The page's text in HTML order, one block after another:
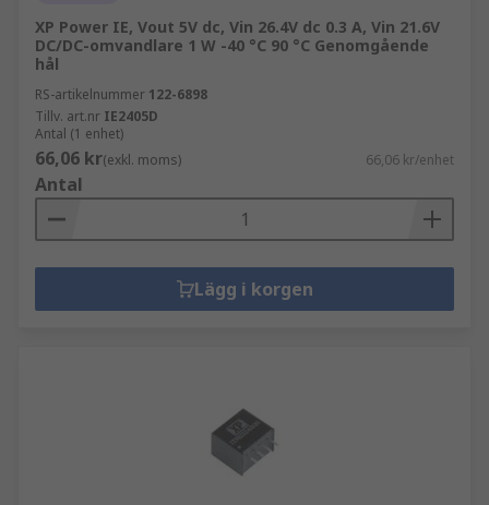
XP Power IE, Vout 5V dc, Vin 26.4V dc 0.3 A, Vin 21.6V
DC/DC-omvandlare 1 W -40 °C 90 °C Genomgående
hål
RS-artikelnummer 122-6898
Tillv. art.nr IE2405D
Antal (1 enhet)
66,06 kr(exkl. moms) 66,06 kr/enhet
Antal
Lägg i korgen